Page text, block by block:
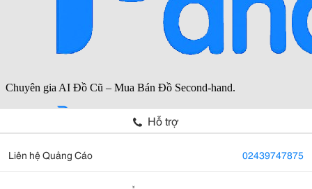
Hỗ trợ
Liên hệ Quảng Cáo 02439747875